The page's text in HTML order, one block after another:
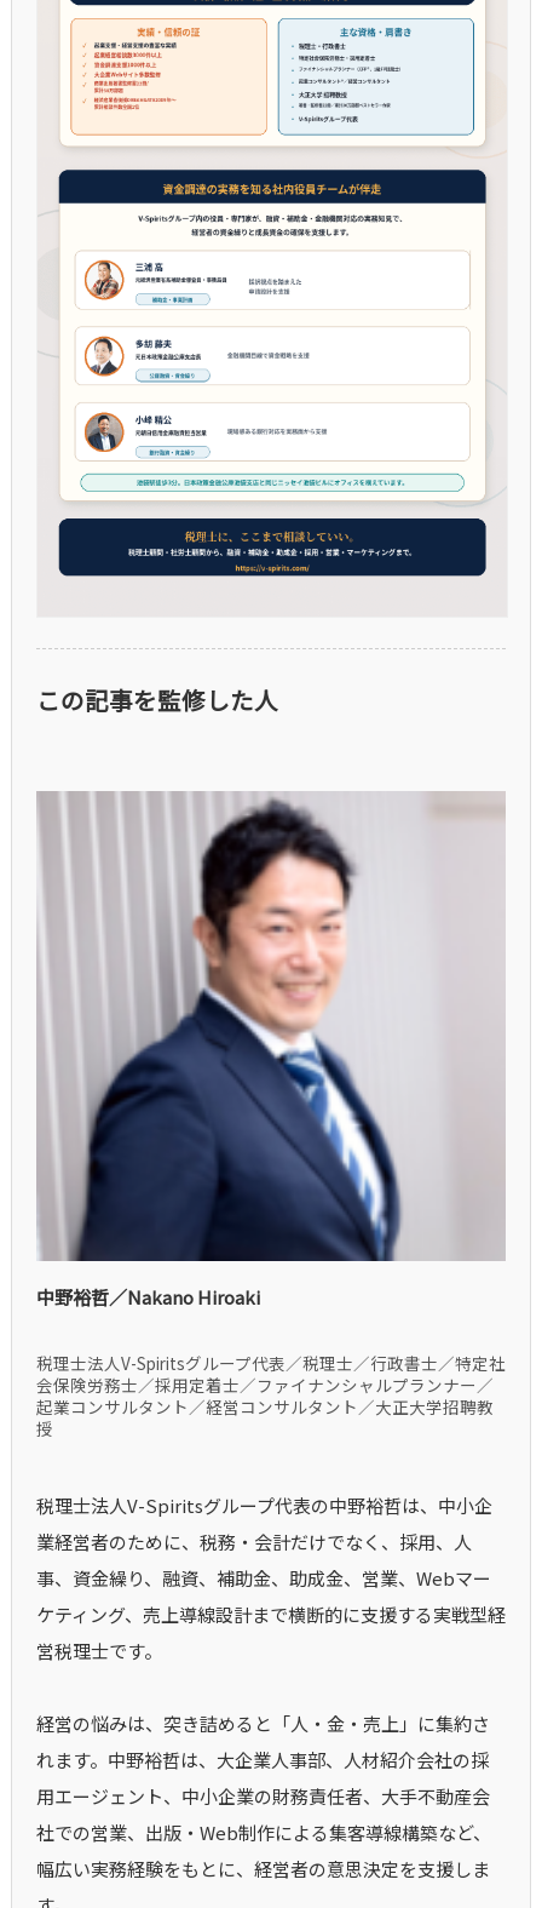
この記事を監修した人
中野裕哲／Nakano Hiroaki
税理士法人V-Spiritsグループ代表／税理士／行政書士／特定社
会保険労務士／採用定着士／ファイナンシャルプランナー／
起業コンサルタント／経営コンサルタント／大正大学招聘教
授
税理士法人V-Spiritsグループ代表の中野裕哲は、中小企
業経営者のために、税務・会計だけでなく、採用、人
事、資金繰り、融資、補助金、助成金、営業、Webマー
ケティング、売上導線設計まで横断的に支援する実戦型経
営税理士です。
経営の悩みは、突き詰めると「人・金・売上」に集約さ
れます。中野裕哲は、大企業人事部、人材紹介会社の採
用エージェント、中小企業の財務責任者、大手不動産会
社での営業、出版・Web制作による集客導線構築など、
幅広い実務経験をもとに、経営者の意思決定を支援しま